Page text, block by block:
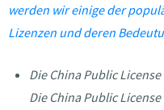
werden wir einige der
Lizenzen und deren
Die China Public License
Die China Public